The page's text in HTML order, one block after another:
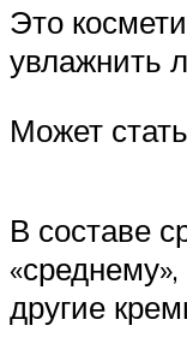
Это
увлажнить
Может
В составе
другие